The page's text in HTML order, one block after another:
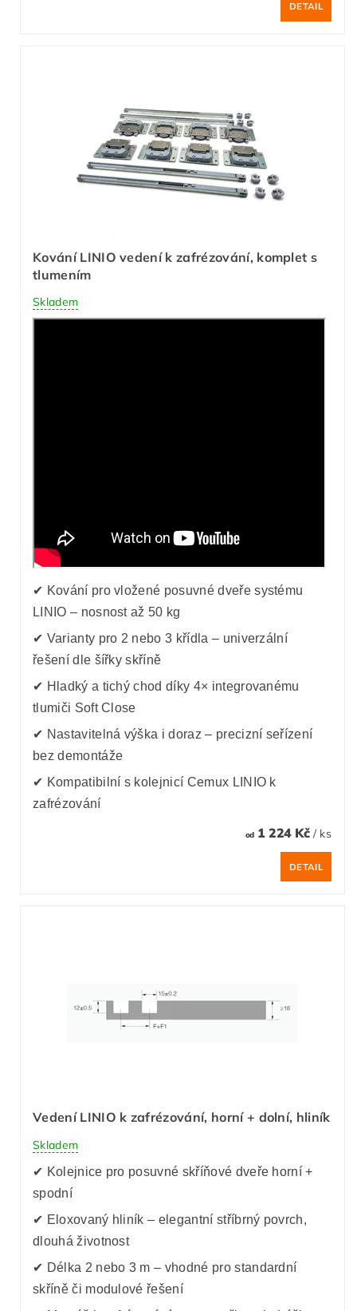
DETAIL
Kování LINIO vedení k zafrézování, komplet s
tlumením
Skladem
✔ Kování pro vložené posuvné dveře systému
LINIO – nosnost až 50 kg
✔ Varianty pro 2 nebo 3 křídla – univerzální
řešení dle šířky skříně
✔ Hladký a tichý chod díky 4× integrovanému
tlumiči Soft Close
✔ Nastavitelná výška i doraz – precizní seřízení
bez demontáže
✔ Kompatibilní s kolejnicí Cemux LINIO k
zafrézování
od1 224 Kč / ks
DETAIL
Vedení LINIO k zafrézování, horní + dolní, hliník
Skladem
✔ Kolejnice pro posuvné skříňové dveře horní +
spodní
✔ Eloxovaný hliník – elegantní stříbrný povrch,
dlouhá životnost
✔ Délka 2 nebo 3 m – vhodné pro standardní
skříně či modulové řešení